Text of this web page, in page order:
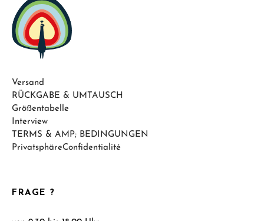
FRAGE ?
Versand
RÜCKGABE & UMTAUSCH
Größentabelle
Interview
TERMS & AMP; BEDINGUNGEN
PrivatsphäreConfidentialité